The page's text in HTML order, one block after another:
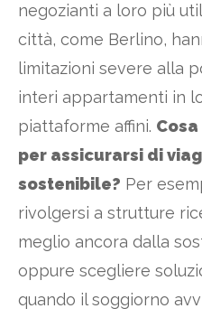
negozianti a loro più
città, come Berlino,
limitazioni severe alla
interi appartamenti in
piattaforme affini.
per assicurarsi di
sostenibile? Per
rivolgersi a strutture
meglio ancora dalla
oppure scegliere
quando il soggiorno